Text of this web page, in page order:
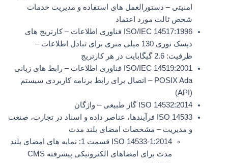
امنیتی – دستورالعمل های استفاده و مدیریت خدمات
شخص ثالث مورد اعتماد
ISO/IEC 14517:1996 فناوری اطلاعات – کارتریج های
دیسک نوری 130 میلی متری برای تبادل اطلاعات –
ظرفیت: 2.6 گیگابایت در هر کارتریج
ISO/IEC 14519:2001 فناوری اطلاعات – رابط های زبانی
POSIX Ada – اتصال برای رابط برنامه کاربردی سیستم
ISO 14532:2014 گاز طبیعی – واژگان
ISO 14533 فرآیندها، عناصر داده و اسناد در تجارت، صنعت
و مدیریت – مشخصات امضای بلند مدت
ISO 14533-1:2014 قسمت 1: نمایه های امضای بلند
مدت برای امضاهای الکترونیکی پیشرفته CMS